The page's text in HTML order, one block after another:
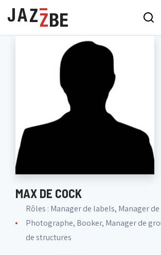
MAX DE COCK
Rôles : Manager de labels, Manager
Photographe, Booker, Manager de
de structures